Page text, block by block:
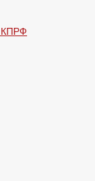
КПРФ